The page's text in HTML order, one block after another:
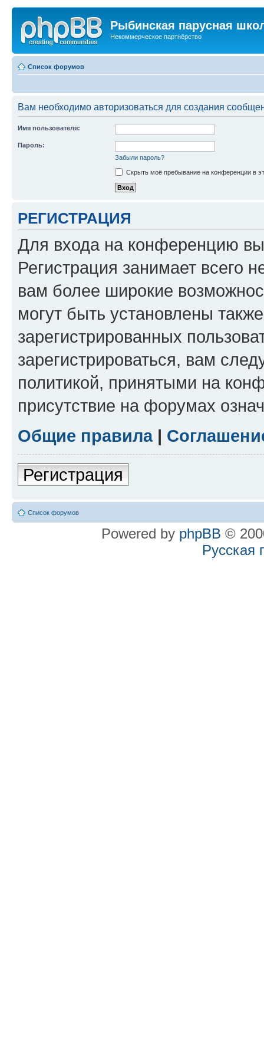
Рыбинская парусная
Некоммерческое партнёрство
Список форумов
Вам необходимо авторизоваться для создания
Имя пользователя:
Пароль:
Забыли пароль?
Скрыть моё пребывание на конференции в
РЕГИСТРАЦИЯ
Для входа на конференцию
Регистрация занимает всего
вам более широкие
могут быть установлены
зарегистрированных
зарегистрироваться, вам
политикой, принятыми на
присутствие на форумах
Общие правила|
Регистрация
Список форумов
Powered by phpBB ©
Русская